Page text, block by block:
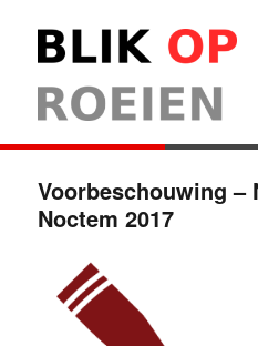
Voorbeschouwing –
Noctem 2017